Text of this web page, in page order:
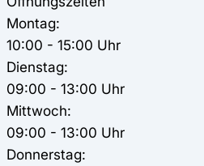
Montag:
10:00 - 15:00 Uhr
Dienstag:
09:00 - 13:00 Uhr
Mittwoch:
09:00 - 13:00 Uhr
Donnerstag: